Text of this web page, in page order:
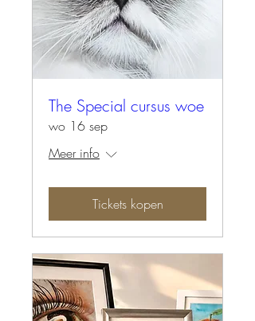
The Special cursus woe
wo 16 sep
Meer info
Tickets kopen